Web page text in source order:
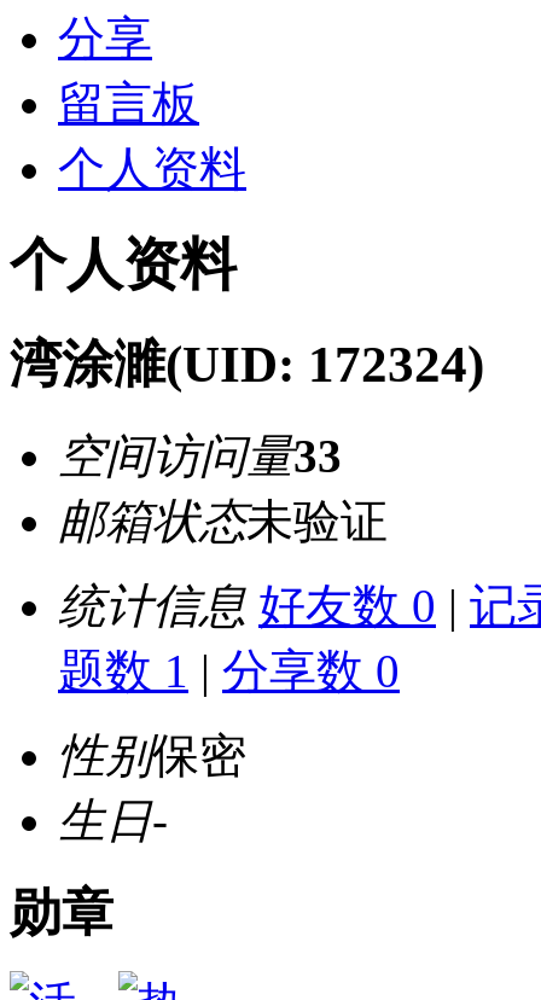
分享
留言板
个人资料
个人资料
湾涂濉(UID: 172324)
空间访问量33
邮箱状态未验证
统计信息 好友数 0 | 记
题数 1 | 分享数 0
性别保密
生日-
勋章